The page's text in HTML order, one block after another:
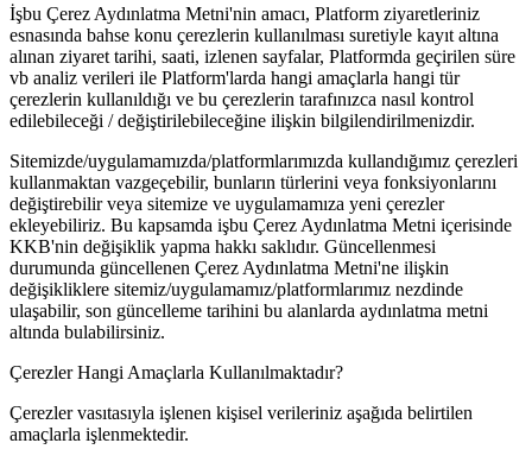
İşbu Çerez Aydınlatma Metni'nin amacı, Platform ziyaretleriniz
esnasında bahse konu çerezlerin kullanılması suretiyle kayıt altına
alınan ziyaret tarihi, saati, izlenen sayfalar, Platformda geçirilen süre
vb analiz verileri ile Platform'larda hangi amaçlarla hangi tür
çerezlerin kullanıldığı ve bu çerezlerin tarafınızca nasıl kontrol
edilebileceği / değiştirilebileceğine ilişkin bilgilendirilmenizdir.
Sitemizde/uygulamamızda/platformlarımızda kullandığımız çerezleri
kullanmaktan vazgeçebilir, bunların türlerini veya fonksiyonlarını
değiştirebilir veya sitemize ve uygulamamıza yeni çerezler
ekleyebiliriz. Bu kapsamda işbu Çerez Aydınlatma Metni içerisinde
KKB'nin değişiklik yapma hakkı saklıdır. Güncellenmesi
durumunda güncellenen Çerez Aydınlatma Metni'ne ilişkin
değişikliklere sitemiz/uygulamamız/platformlarımız nezdinde
ulaşabilir, son güncelleme tarihini bu alanlarda aydınlatma metni
altında bulabilirsiniz.
Çerezler Hangi Amaçlarla Kullanılmaktadır?
Çerezler vasıtasıyla işlenen kişisel verileriniz aşağıda belirtilen
amaçlarla işlenmektedir.